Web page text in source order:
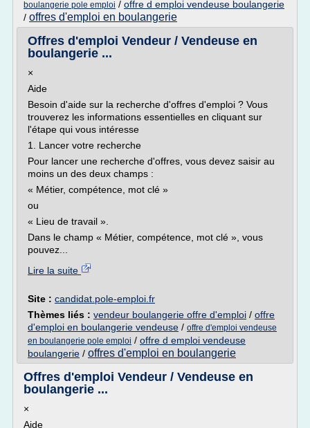
boulangerie pole emploi / offre d emploi vendeuse boulangerie
/ offres d'emploi en boulangerie
Offres d'emploi Vendeur / Vendeuse en
boulangerie ...
×
Aide
Besoin d'aide sur la recherche d'offres d'emploi ? Vous
trouverez les informations essentielles en cliquant sur
l'étape qui vous intéresse
1. Lancer votre recherche
Pour lancer une recherche d'offres, vous devez saisir au
moins un des deux champs :
« Métier, compétence, mot clé »
ou
« Lieu de travail ».
Dans le champ « Métier, compétence, mot clé », vous
pouvez...
Lire la suite
Site : candidat.pole-emploi.fr
Thèmes liés : vendeur boulangerie offre d'emploi / offre
d'emploi en boulangerie vendeuse / offre d'emploi vendeuse
en boulangerie pole emploi / offre d emploi vendeuse
boulangerie / offres d'emploi en boulangerie
Offres d'emploi Vendeur / Vendeuse en
boulangerie ...
×
Aide